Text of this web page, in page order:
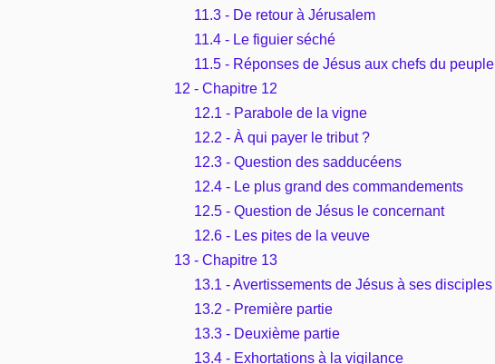
11.3 - De retour à Jérusalem
11.4 - Le figuier séché
11.5 - Réponses de Jésus aux chefs du peuple
12 - Chapitre 12
12.1 - Parabole de la vigne
12.2 - À qui payer le tribut ?
12.3 - Question des sadducéens
12.4 - Le plus grand des commandements
12.5 - Question de Jésus le concernant
12.6 - Les pites de la veuve
13 - Chapitre 13
13.1 - Avertissements de Jésus à ses disciples
13.2 - Première partie
13.3 - Deuxième partie
13.4 - Exhortations à la vigilance